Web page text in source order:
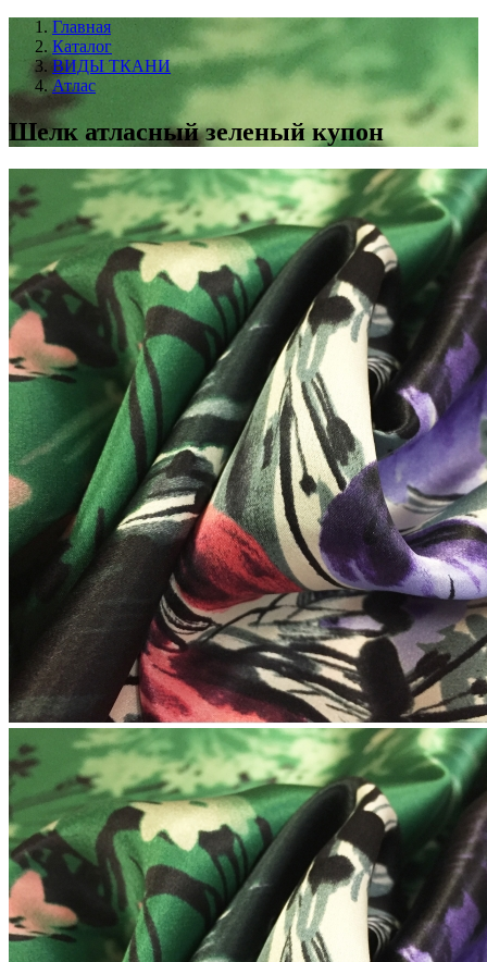
Главная
Каталог
ВИДЫ ТКАНИ
Атлас
Шелк атласный зеленый купон